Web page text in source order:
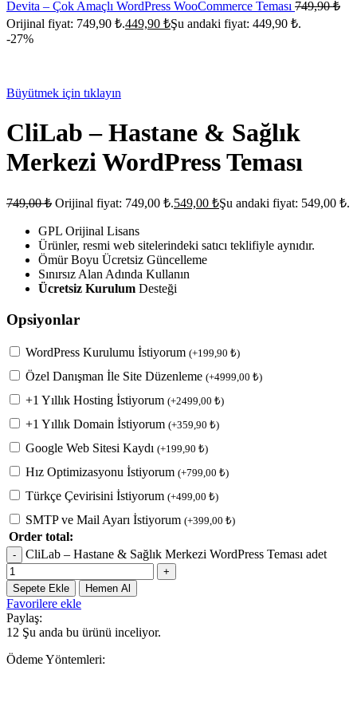
Devita – Çok Amaçlı WordPress WooCommerce Teması 749,90₺
Orijinal fiyat: 749,90 ₺.449,90 ₺Şu andaki fiyat: 449,90 ₺.
-27%
Büyütmek için tıklayın
CliLab – Hastane & Sağlık
Merkezi WordPress Teması
749,00₺ Orijinal fiyat: 749,00 ₺.549,00 ₺Şu andaki fiyat: 549,00 ₺.
GPL Orijinal Lisans
Ürünler, resmi web sitelerindeki satıcı teklifiyle aynıdır.
Ömür Boyu Ücretsiz Güncelleme
Sınırsız Alan Adında Kullanın
Ücretsiz Kurulum Desteği
Opsiyonlar
WordPress Kurulumu İstiyorum (+199,90 ₺)
Özel Danışman İle Site Düzenleme (+4999,00 ₺)
+1 Yıllık Hosting İstiyorum (+2499,00 ₺)
+1 Yıllık Domain İstiyorum (+359,90 ₺)
Google Web Sitesi Kaydı (+199,90 ₺)
Hız Optimizasyonu İstiyorum (+799,00 ₺)
Türkçe Çevirisini İstiyorum (+499,00 ₺)
SMTP ve Mail Ayarı İstiyorum (+399,00 ₺)
Order total:
CliLab – Hastane & Sağlık Merkezi WordPress Teması adet
Sepete Ekle Hemen Al
Favorilere ekle
Paylaş:
12 Şu anda bu ürünü inceliyor.
Ödeme Yöntemleri: